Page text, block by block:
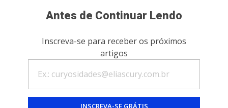
Antes de Continuar Lendo
Inscreva-se para receber os próximos
artigos